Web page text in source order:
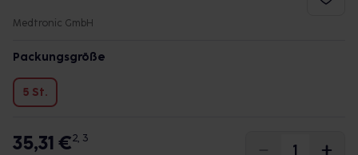
Medtronic GmbH
Packungsgröße
5 St.
35,31 €2, 3